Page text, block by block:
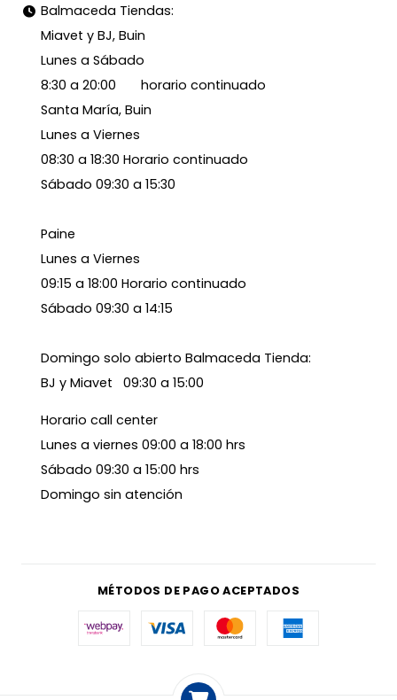
Balmaceda Tiendas:
Miavet y BJ, Buin
Lunes a Sábado
8:30 a 20:00 horario continuado
Santa María, Buin
Lunes a Viernes
08:30 a 18:30 Horario continuado
Sábado 09:30 a 15:30
Paine
Lunes a Viernes
09:15 a 18:00 Horario continuado
Sábado 09:30 a 14:15
Domingo solo abierto Balmaceda Tienda:
BJ y Miavet 09:30 a 15:00
Horario call center
Lunes a viernes 09:00 a 18:00 hrs
Sábado 09:30 a 15:00 hrs
Domingo sin atención
MÉTODOS DE PAGO ACEPTADOS